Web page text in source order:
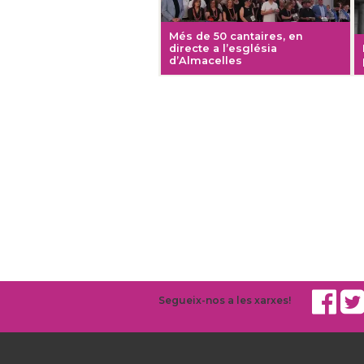
Més de 50 cantaires, en
directe a l’església
d’Almacelles
Segueix-nos a les xarxes!